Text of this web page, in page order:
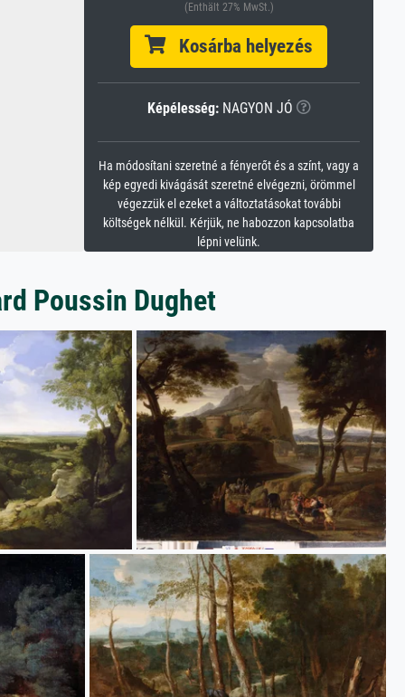
(Enthält 27% MwSt.)
Kosárba helyezés
Képélesség:NAGYON JÓ
Ha módosítani szeretné a fényerőt és a színt, vagy a
kép egyedi kivágását szeretné elvégezni, örömmel
végezzük el ezeket a változtatásokat további
költségek nélkül. Kérjük, ne habozzon kapcsolatba
lépni velünk.
Poussin Dughet